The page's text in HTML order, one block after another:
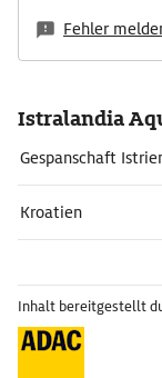
Fehler
Istralandia
Gespanschaft
Kroatien
Inhalt bereitgestellt